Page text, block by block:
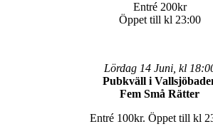
Entré 200kr
Öppet till kl 23:00
Lördag 14 Juni, kl
Pubkväll i
Fem Små Rätter
Entré 100kr. Öppet till kl